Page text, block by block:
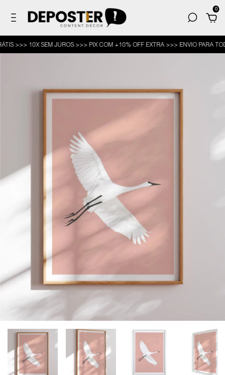
0
10X SEM JUROS >>> PIX COM +10% OFF EXTRA >>> ENVIO PARA TODO O